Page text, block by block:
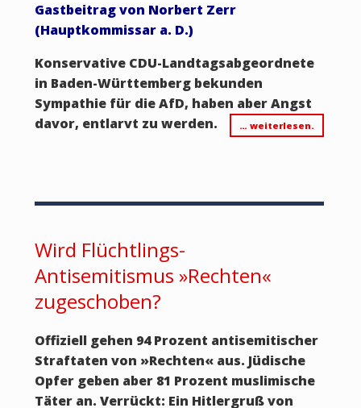
Gastbeitrag von Norbert Zerr
(Hauptkommissar a. D.)
Konservative CDU-Landtagsabgeordnete
in Baden-Württemberg bekunden
Sympathie für die AfD, haben aber Angst
davor, entlarvt zu werden.
… weiterlesen.
Wird Flüchtlings-
Antisemitismus »Rechten«
zugeschoben?
Offiziell gehen 94 Prozent antisemitischer
Straftaten von »Rechten«aus. Jüdische
Opfer geben aber 81 Prozent muslimische
Täter an. Verrückt: Ein Hitlergruß von